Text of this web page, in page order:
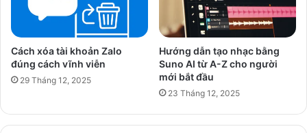
Cách xóa tài khoản Zalo
đúng cách vĩnh viễn
29 Tháng 12, 2025
Hướng dẫn tạo nhạc bằng
Suno AI từ A-Z cho người
mới bắt đầu
23 Tháng 12, 2025